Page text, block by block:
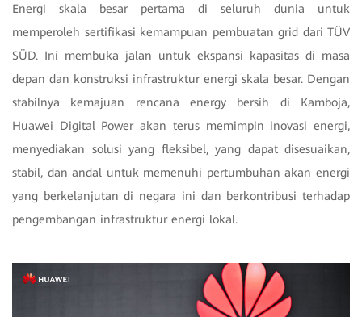
Energi skala besar pertama di seluruh dunia untuk
memperoleh sertifikasi kemampuan pembuatan grid dari TÜV
SÜD. Ini membuka jalan untuk ekspansi kapasitas di masa
depan dan konstruksi infrastruktur energi skala besar. Dengan
stabilnya kemajuan rencana energy bersih di Kamboja,
Huawei Digital Power akan terus memimpin inovasi energi,
menyediakan solusi yang fleksibel, yang dapat disesuaikan,
stabil, dan andal untuk memenuhi pertumbuhan akan energi
yang berkelanjutan di negara ini dan berkontribusi terhadap
pengembangan infrastruktur energi lokal.